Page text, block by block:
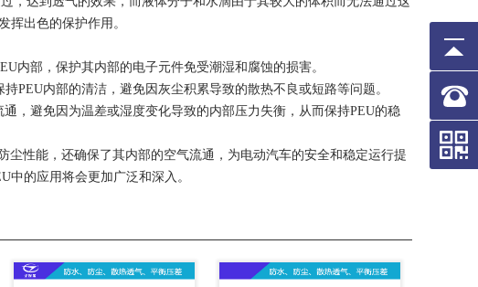
挥出色的保护作用。
内部，保护其内部的电子元件免受潮湿和腐蚀的损害。
PEU内部的清洁，避免因灰尘积累导致的散热不良或短路等问题。
，避免因为温差或湿度变化导致的内部压力失衡，从而保持PEU的稳
性能，还确保了其内部的空气流通，为电动汽车的安全和稳定运行提
中的应用将会更加广泛和深入。